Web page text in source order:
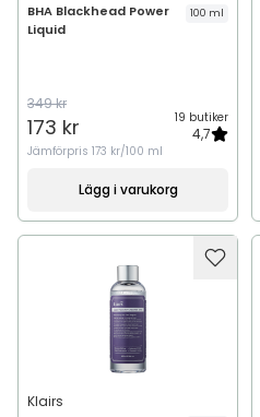
BHA Blackhead Power
Liquid
100 ml
349 kr
173 kr 19 butiker
4,7
Jämförpris 173 kr/100 ml
Lägg i varukorg
Klairs